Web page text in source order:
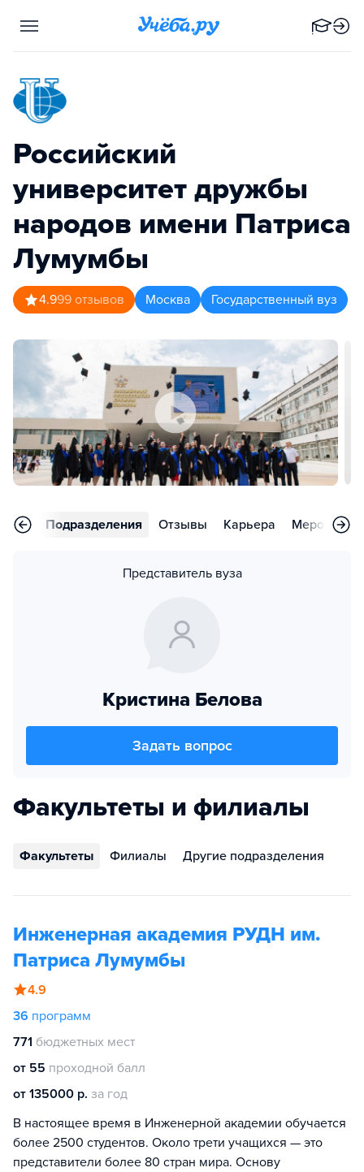
Российский
университет дружбы
народов имени Патриса
Лумумбы
4.999 отзывов Москва Государственный вуз
Подразделения Отзывы Карьера
Представитель вуза
Кристина Белова
Задать вопрос
Факультеты и филиалы
Факультеты Филиалы Другие подразделения
Инженерная академия РУДН им.
Патриса Лумумбы
4.9
36 программ
771 бюджетных мест
от 55 проходной балл
от 135000 р. за год
В настоящее время в Инженерной академии обучается
более 2500 студентов. Около трети учащихся — это
представители более 80 стран мира. Основу